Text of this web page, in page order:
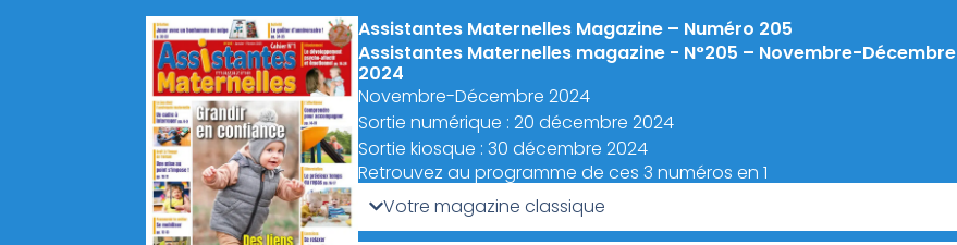
Assistantes Maternelles Magazine – Numéro 205
Assistantes Maternelles magazine - N°205 – Novembre-Décembre
2024
Novembre-Décembre 2024
Sortie numérique : 20 décembre 2024
Sortie kiosque : 30 décembre 2024
Retrouvez au programme de ces 3 numéros en 1
Votre magazine classique